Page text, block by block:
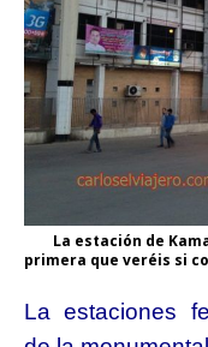
La estación de
primera que veréis si
La estaciones